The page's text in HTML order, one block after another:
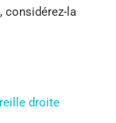
considérez-la
droite